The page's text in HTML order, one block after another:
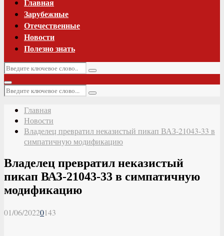
Зарубежные
Отечественные
Новости
Полезно знать
Искать:
Поиск
Основное
меню
Искать:
Поиск
Главная
Новости
Владелец превратил неказистый пикап ВАЗ-21043-33 в
симпатичную модификацию
Владелец превратил неказистый
пикап ВАЗ-21043-33 в симпатичную
модификацию
01/06/20220143